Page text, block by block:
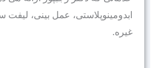
ابدومینوپلاستی، عمل بینی، لیفت
غیره.